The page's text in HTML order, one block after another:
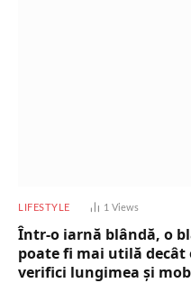
LIFESTYLE 1 Views
Într-o iarnă blândă, o
poate fi mai utilă decât
verifici lungimea și